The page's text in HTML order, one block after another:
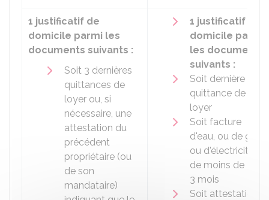
1 justificatif de
domicile parmi les
documents suivants :
Soit 3 dernières
quittances de
loyer ou, si
nécessaire, une
attestation du
précédent
propriétaire (ou
de son
mandataire)
1 justificatif de
domicile parmi
les documents
suivants :
Soit dernière
quittance de
loyer
Soit facture
d'eau, ou de gaz
ou d'électricité
de moins de
3 mois
Soit attestation